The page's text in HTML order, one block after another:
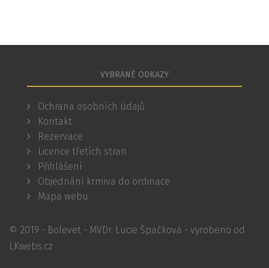
VYBRANÉ ODKAZY
Ochrana osobních údajů
Kontakt
Rezervace
Licence třetích stran
Přihlášení
Objednání krmiva do ordinace
Mapa webu
© 2019 - Bolevet - MVDr. Lucie Špačková - vyrobeno od
LKwebs.cz